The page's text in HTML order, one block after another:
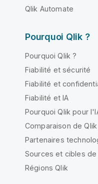
Qlik Automate
Pourquoi Qlik ?
Pourquoi Qlik ?
Fiabilité et sécurité
Fiabilité et
Fiabilité et IA
Pourquoi Qlik pour
Comparaison de
Partenaires
Sources et cibles
Régions Qlik